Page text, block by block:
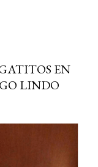
EN
LINDO